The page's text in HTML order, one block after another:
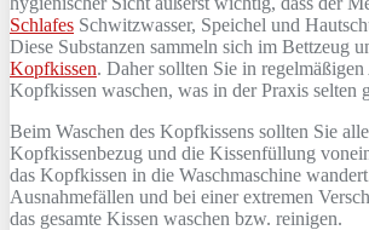
Schlafes Schwitzwasser, Speichel und
Diese Substanzen sammeln sich im Bettzeug
Kopfkissen. Daher sollten Sie in regelmäßigen
Kopfkissen waschen, was in der Praxis selten
Beim Waschen des Kopfkissens sollten Sie
Kopfkissenbezug und die Kissenfüllung
das Kopfkissen in die Waschmaschine
Ausnahmefällen und bei einer extremen
das gesamte Kissen waschen bzw. reinigen.